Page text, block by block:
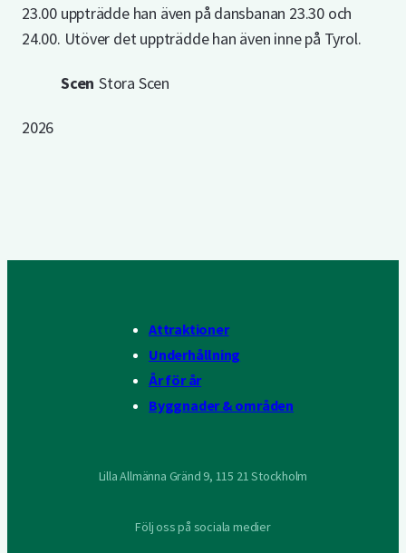
23.00 uppträdde han även på dansbanan 23.30 och
24.00. Utöver det uppträdde han även inne på Tyrol.
Scen Stora Scen
2026
Attraktioner
Underhållning
År för år
Byggnader & områden
Lilla Allmänna Gränd 9, 115 21 Stockholm
Följ oss på sociala medier